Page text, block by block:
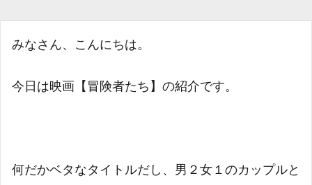
みなさん、こんにちは。
今日は映画【冒険者たち】の紹介です。
何だかベタなタイトルだし、男２女１のカップルと